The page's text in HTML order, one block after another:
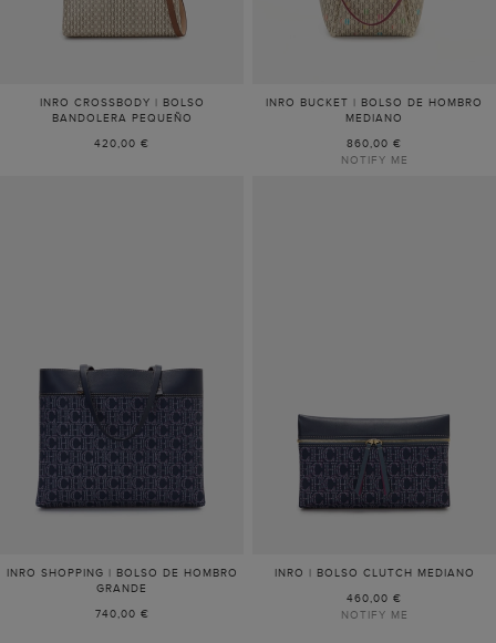
INRO CROSSBODY | BOLSO
BANDOLERA PEQUEÑO
420,00 €
INRO BUCKET | BOLSO DE HOMBRO
MEDIANO
860,00 €
NOTIFY ME
INRO SHOPPING | BOLSO DE HOMBRO
GRANDE
740,00 €
INRO | BOLSO CLUTCH MEDIANO
460,00 €
NOTIFY ME